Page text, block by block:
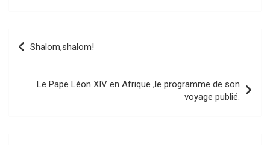
Navigation
de
l’article
Shalom,shalom!
Le Pape Léon XIV en Afrique ,le programme de son
voyage publié.